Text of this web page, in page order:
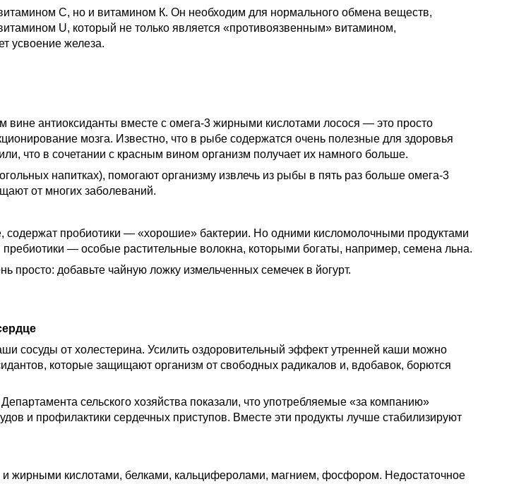
С, но и витамином К. Он необходим для нормального обмена веществ,
U, который не только является «противоязвенным» витамином,
усвоение железа.
антиоксиданты вместе с омега-3 жирными кислотами лосося — это просто
мозга. Известно, что в рыбе содержатся очень полезные для здоровья
что в сочетании с красным вином организм получает их на­много больше.
напит­ках), помогают организму из­влечь из рыбы в пять раз больше омега-3
от многих заболе­ваний.
содержат пробиотики — «хорошие» бактерии. Но одними кисломолочными продуктами
— особые растительные волокна, которыми богаты, например, семена льна.
просто: добавьте чайную ложку измельченных семечек в йогурт.
сосуды от холестерина. Усилить оздоровительный эффект утренней каши можно
которые защищают организм от свободных радикалов и, вдобавок, борются
сельского хозяйства показали, что употребляемые «за компанию»
и профилактики сердечных приступов. Вместе эти продукты лучше стабилизируют
жирными кислотами, белками, кальциферолами, магнием, фосфором. Недостаточное